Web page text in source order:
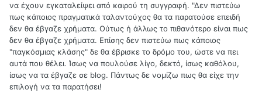
να έχουν εγκαταλείψει από καιρού τη συγγραφή. "Δεν πιστεύω
πως κάποιος πραγματικά ταλαντούχος θα τα παρατούσε επειδή
δεν θα έβγαζε χρήματα. Ούτως ή άλλως το πιθανότερο είναι πως
δεν θα έβγαζε χρήματα. Επίσης δεν πιστεύω πως κάποιος
"παγκόσμιας κλάσης" δε θα έβρισκε το δρόμο του, ώστε να πει
αυτά που θέλει. Ίσως να πουλούσε λίγο, δεκτό, ίσως καθόλου,
ίσως να τα έβγαζε σε blog. Πάντως δε νομίζω πως θα είχε την
επιλογή να τα παρατήσει!